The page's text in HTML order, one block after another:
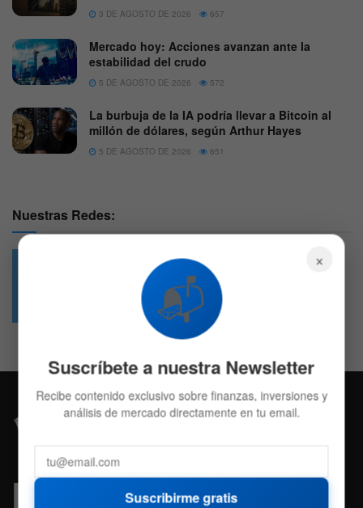
3 DE AGOSTO DE 2026 657
Mercado hoy: Acciones avanzan ante la
estabilidad del crudo
5 DE AGOSTO DE 2026 572
La burbuja de la IA podría llevar a Bitcoin al
millón de dólares, según Arthur Hayes
5 DE AGOSTO DE 2026 651
Nuestras Redes:
4.7k
Followers
×
📬
Suscríbete a nuestra Newsletter
Recibe contenido exclusivo sobre finanzas, inversiones y
análisis de mercado directamente en tu email.
Suscribirme gratis